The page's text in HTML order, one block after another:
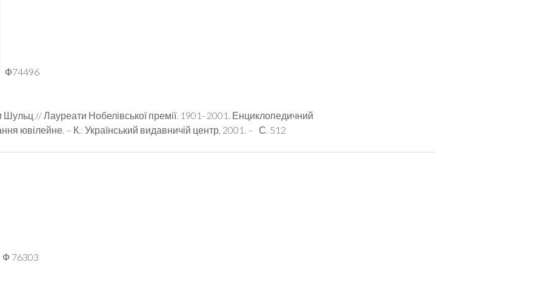
Ф74496
// Лауреати Нобелівської премії. 1901- 2001. Енциклопедичний
ювілейне. – К.: Український видавничій центр, 2001. – С. 512
Ф 76303